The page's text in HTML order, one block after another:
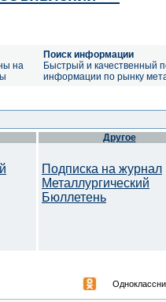
на
Поиск информации
Быстрый и качественный
информации по рынку
Другое
Подписка на журнал
Металлургический
Бюллетень